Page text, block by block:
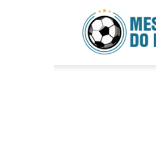
Mestre
Do
Desporto